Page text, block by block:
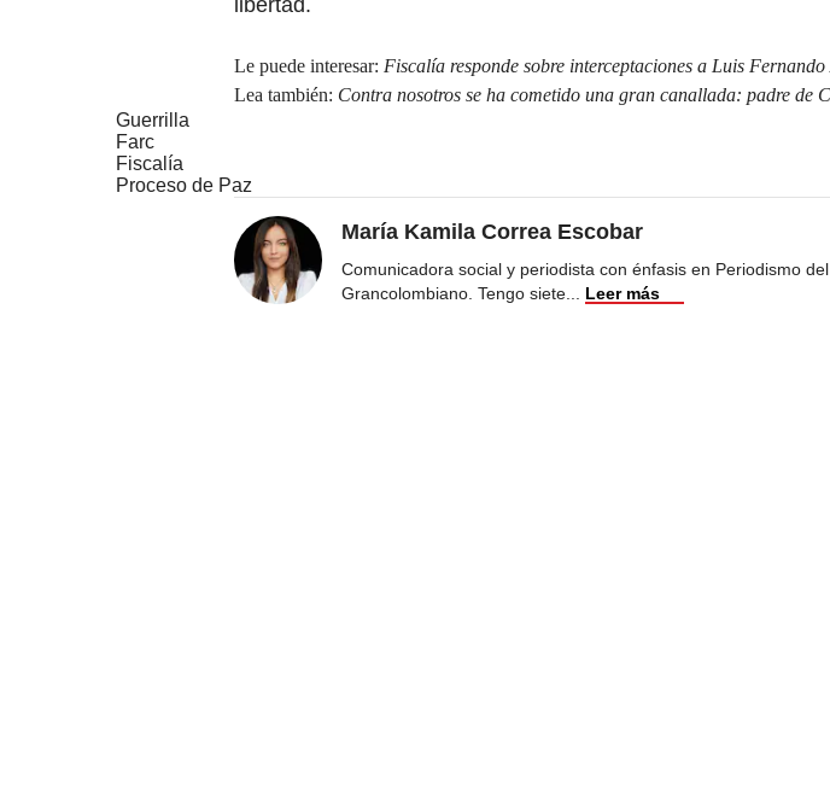
Le puede interesar: Fiscalía responde sobre interceptaciones a Luis
Lea también: Contra nosotros se ha cometido una gran canallada: padre de
Guerrilla
Farc
Fiscalía
Proceso de Paz
María Kamila Correa Escobar
Comunicadora social y periodista con énfasis en Periodismo
Grancolombiano. Tengo siete
Leer más